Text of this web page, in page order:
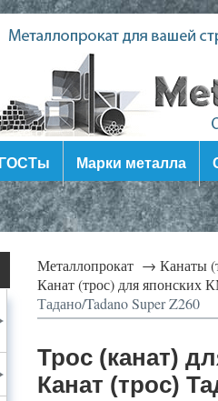
ГОСТы Марки металла
Металлопрокат → Канаты
Канат (трос) для
Тадано/Tadano Super Z260
Трос (канат)
Канат (трос)